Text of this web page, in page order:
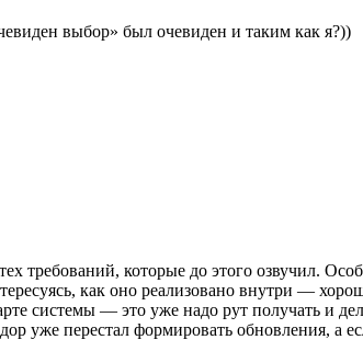
выбор» был очевиден и таким как я?))
требований, которые до этого озвучил.
как оно реализовано внутри —
системы — это уже надо рут получать и
уже перестал формировать обновления, а